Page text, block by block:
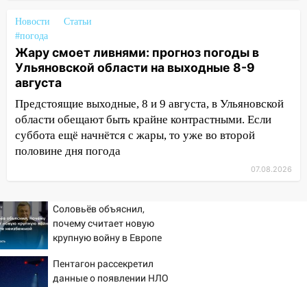
большой фестиваль «Наше время» с
мотофристайлом и концертом
«Мураками»
14:04 Жару смоет ливнями: прогноз
погоды в Ульяновской области на
выходные 8-9 августа
13:30 В Ульяновске транспортные
полицейские проведут акцию «Час
обокрали женщину на пляже и
подростка в сквере
13:01
В Димитровграде мужчина
выбросил из машины страйкбольную
гранату: его задержали
Новости
Статьи
#погода
Жару смоет ливнями: прогноз погоды в
Ульяновской области на выходные 8-9
августа
Предстоящие выходные, 8 и 9 августа, в Ульяновской
области обещают быть крайне контрастными. Если
суббота ещё начнётся с жары, то уже во второй
половине дня погода
07.08.2026
Соловьёв объяснил,
почему считает новую
крупную войну в Европе
Пентагон рассекретил
данные о появлении НЛО